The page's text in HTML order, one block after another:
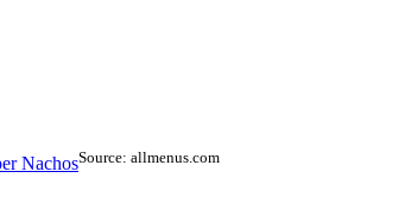
NachosSource: allmenus.com